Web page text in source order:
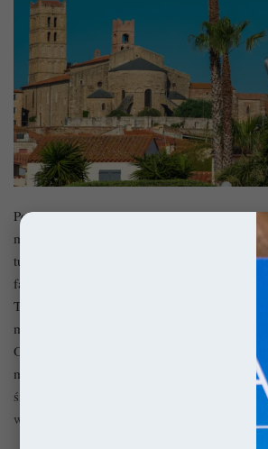
Południowa Francja ma w sobie to coś, dla
miliony turystów rocznie. Zapewne chodzi o
tu także i góry i inne atrakcje. Prowansja,
faktycznie brzmi jak najwspanialsza z
Tym razem i ja postanowiłem jej
mnie południowa Francja to zawsze będzie
Owernia. Co prawda, ta mieszanka nie
mistralem, ale owczy ser, Pireneje,
średniowieczne szlaki dają mi więcej radości
w Saint-Tropez. Chociaż i tam z ciekawości